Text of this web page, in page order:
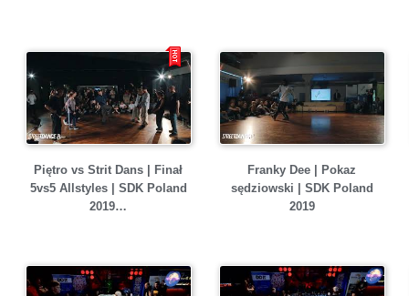
Piętro vs Strit Dans | Finał
5vs5 Allstyles | SDK Poland
2019…
Franky Dee | Pokaz
sędziowski | SDK Poland
2019